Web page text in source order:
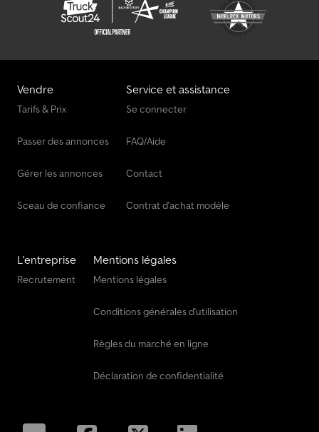
Vendre
Tarifs & Prix
Passer des annonces
Gérer les annonces
Sceau de confiance
Service et assistance
Se connecter
FAQ/Aide
Contact
Contrat d'achat modèle
L'entreprise
Recrutement
Mentions légales
Mentions légales
Conditions générales d'utilisation
Règles du marché en ligne
Déclaration de confidentialité